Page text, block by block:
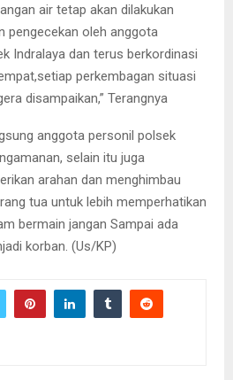
air tetap akan dilakukan
pengecekan oleh anggota
Indralaya dan terus berkordinasi
perkembagan situasi
disampaikan,” Terangnya
anggota personil polsek
selain itu juga
arahan dan menghimbau
tua untuk lebih memperhatikan
bermain jangan Sampai ada
korban. (Us/KP)